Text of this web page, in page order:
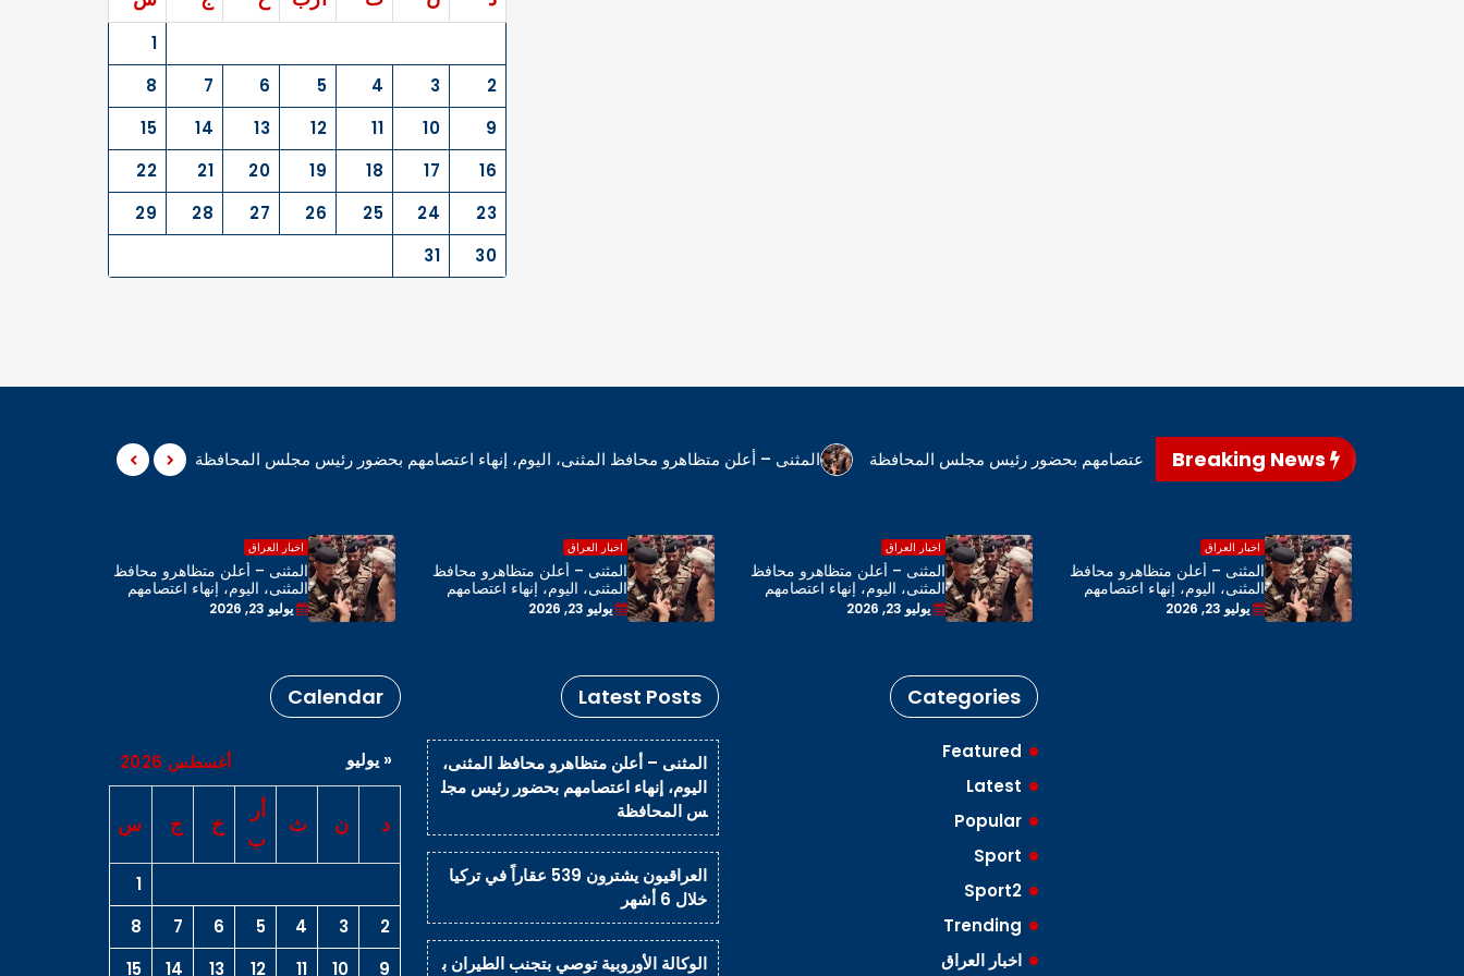
1
2
3
4
5
6
7
8
9
10
11
12
13
14
15
16
17
18
19
20
21
22
23
24
25
26
27
28
29
30
31
المثنى – أعلن المثنى – أعلن متظاهرو محافظ المثنى، اليوم، إنهاء اعتصامهم بحضور رئيس مجلس المحافظة – أعلن متظاهرو محافظ المثنى، اليوم، إنهاء اعتصامهم بحضور رئيس مجلس المحافظة
اخبار العراق
المثنى – أعلن متظاهرو محافظ
المثنى، اليوم، إنهاء اعتصامهم
بحضور رئيس مجلس المحافظة
يوليو 23, 2026
اخبار العراق
المثنى – أعلن متظاهرو محافظ
المثنى، اليوم، إنهاء اعتصامهم
بحضور رئيس مجلس المحافظة
يوليو 23, 2026
اخبار العراق
المثنى – أعلن متظاهرو محافظ
المثنى، اليوم، إنهاء اعتصامهم
بحضور رئيس مجلس المحافظة
يوليو 23, 2026
اخبار العراق
المثنى – أعلن متظاهرو محافظ
المثنى، اليوم، إنهاء اعتصامهم
بحضور رئيس مجلس المحافظة
يوليو 23, 2026
Categories
Featured
Latest
Popular
Sport
Sport2
Trending
اخبار العراق
Latest Posts
المثنى – أعلن متظاهرو محافظ المثنى،
اليوم، إنهاء اعتصامهم بحضور رئيس مجل
س المحافظة
العراقيون يشترون 539 عقاراً في تركيا
خلال 6 أشهر
الوكالة الأوروبية توصي بتجنب الطيران ب
Calendar
أغسطس 2026
د ن ث
أر
ب
خ ج س
1
2
3
4
5
6
7
8
9
10
11
12
13
14
15
« يوليو